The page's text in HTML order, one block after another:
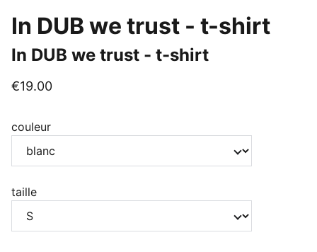
In DUB we trust - t-shirt
In DUB we trust - t-shirt
€19.00
couleur
taille